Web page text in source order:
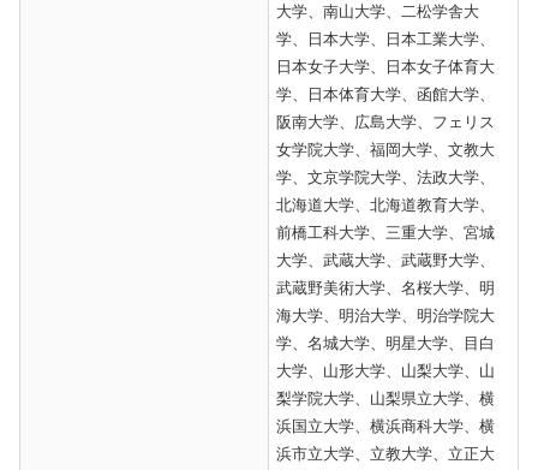
大学、南山大学、二松学舎大
学、日本大学、日本工業大学、
日本女子大学、日本女子体育大
学、日本体育大学、函館大学、
阪南大学、広島大学、フェリス
女学院大学、福岡大学、文教大
学、文京学院大学、法政大学、
北海道大学、北海道教育大学、
前橋工科大学、三重大学、宮城
大学、武蔵大学、武蔵野大学、
武蔵野美術大学、名桜大学、明
海大学、明治大学、明治学院大
学、名城大学、明星大学、目白
大学、山形大学、山梨大学、山
梨学院大学、山梨県立大学、横
浜国立大学、横浜商科大学、横
浜市立大学、立教大学、立正大